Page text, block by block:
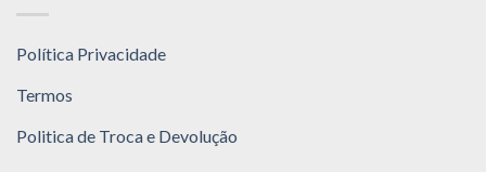
Política Privacidade
Termos
Politica de Troca e Devolução